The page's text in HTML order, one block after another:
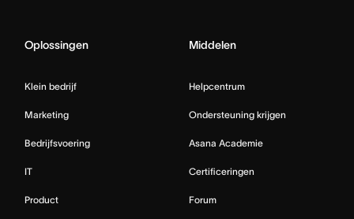
Oplossingen
Klein bedrijf
Marketing
Bedrijfsvoering
IT
Product
Middelen
Helpcentrum
Ondersteuning krijgen
Asana Academie
Certificeringen
Forum